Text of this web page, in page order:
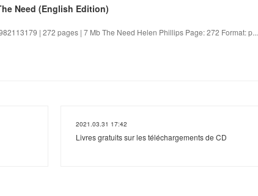
Need (English Edition)
| 272 pages | 7 Mb The Need Helen Phillips Page: 272 Format: p...
2021.03.31 17:42
Livres gratuits sur les téléchargements de CD